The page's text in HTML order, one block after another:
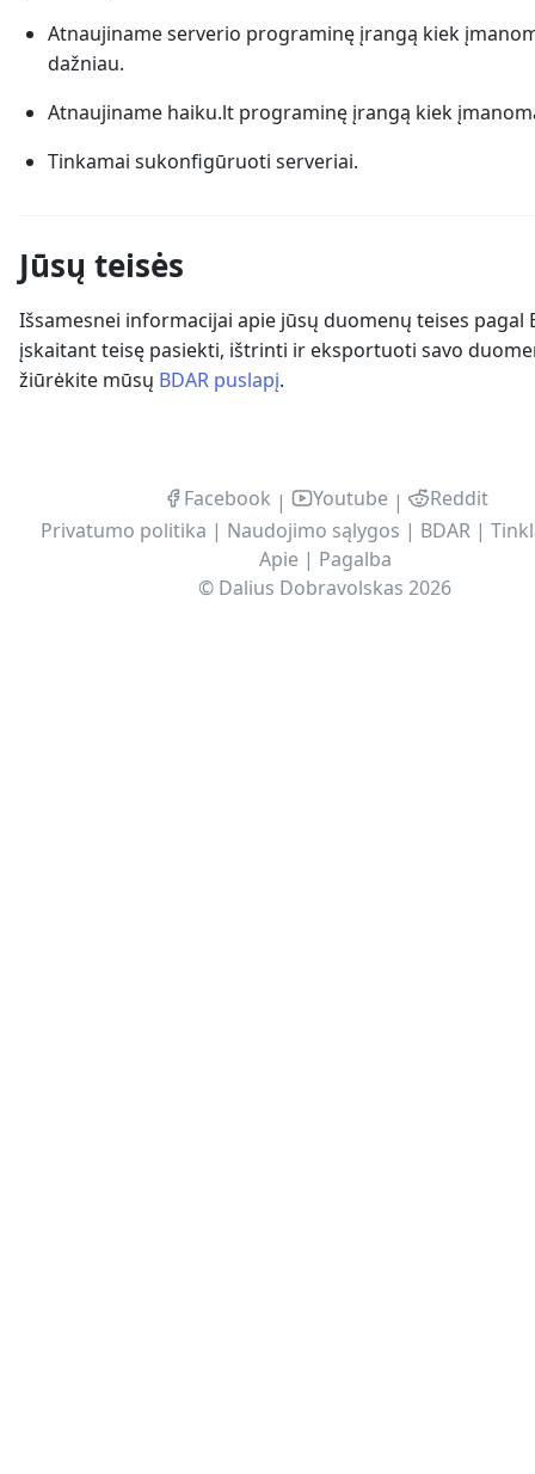
Atnaujiname serverio programinę įrangą kiek
dažniau.
Atnaujiname haiku.lt programinę įrangą kiek
Tinkamai sukonfigūruoti serveriai.
Jūsų teisės
Išsamesnei informacijai apie jūsų duomenų teises pagal
įskaitant teisę pasiekti, ištrinti ir eksportuoti savo
žiūrėkite mūsų BDAR puslapį.
Facebook | Youtube|
Reddit
Privatumo politika | Naudojimo sąlygos | BDAR|
Apie| Pagalba
© Dalius Dobravolskas 2026